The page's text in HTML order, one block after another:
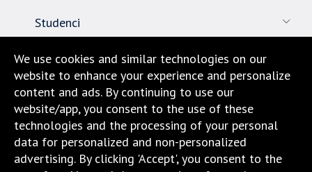
Studenci
Pracownicy
Nauka
Biuro karier
Kontakt
We use cookies and similar technologies on our
website to enhance your experience and personalize
content and ads. By continuing to use our
website/app, you consent to the use of these
technologies and the processing of your personal
data for personalized and non-personalized
advertising. By clicking 'Accept', you consent to the